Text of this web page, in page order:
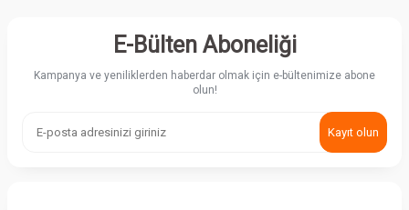
E-Bülten Aboneliği
Kampanya ve yeniliklerden haberdar olmak için e-bültenimize abone
olun!
Kayıt olun